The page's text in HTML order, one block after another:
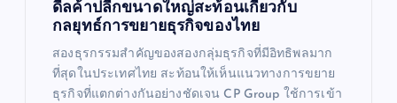
ดีลค้าปลีกขนาดใหญ่สะท้อนเกี่ยวกับ
กลยุทธ์การขยายธุรกิจของไทย
สองธุรกรรมสำคัญของสองกลุ่มธุรกิจที่มีอิทธิพลมาก
ที่สุดในประเทศไทย สะท้อนให้เห็นแนวทางการขยาย
ธุรกิจที่แตกต่างกันอย่างชัดเจน CP Group ใช้การเข้า